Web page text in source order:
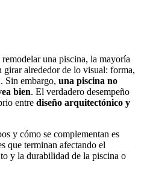
una piscina, la mayoría
girar alrededor de lo visual: forma,
Sin embargo, una piscina no
bien. El verdadero desempeño
entre diseño arquitectónico y
y cómo se complementan es
que terminan afectando el
y la durabilidad de la piscina o